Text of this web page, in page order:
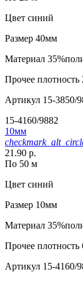
Цвет синий
Размер 40мм
Материал
Прочее плотность
Артикул 15-3850/
15-4160/9882
10мм
21.90 р.
По 50 м
Цвет синий
Размер 10мм
Материал
Прочее плотность
Артикул 15-4160/